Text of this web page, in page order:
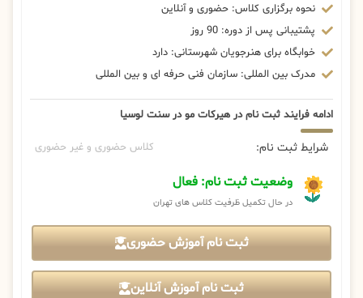
نحوه برگزاری کلاس: حضوری و آنلاین
پشتیبانی پس از دوره: 90 روز
خوابگاه برای هنرجویان شهرستانی: دارد
مدرک بین المللی: سازمان فنی حرفه ای و بین المللی
ادامه فرایند ثبت نام در هیرکات مو در سنت لوسیا
شرایط ثبت نام: کلاس حضوری و غیر حضوری
وضعیت ثبت نام: فعال
در حال تکمیل ظرفیت کلاس های تهران
ثبت نام آموزش حضوری
ثبت نام آموزش آنلاین